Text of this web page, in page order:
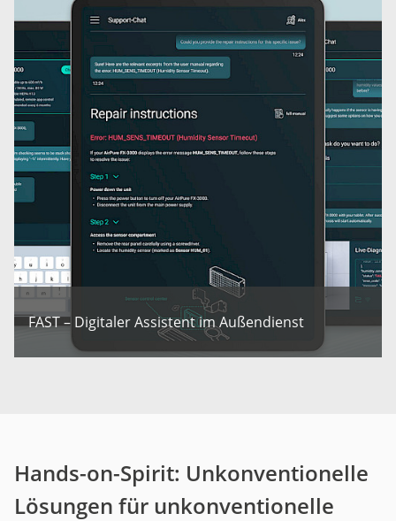
FAST – Digitaler Assistent im Außendienst
Hands-on-Spirit: Unkonventionelle
Lösungen für unkonventionelle